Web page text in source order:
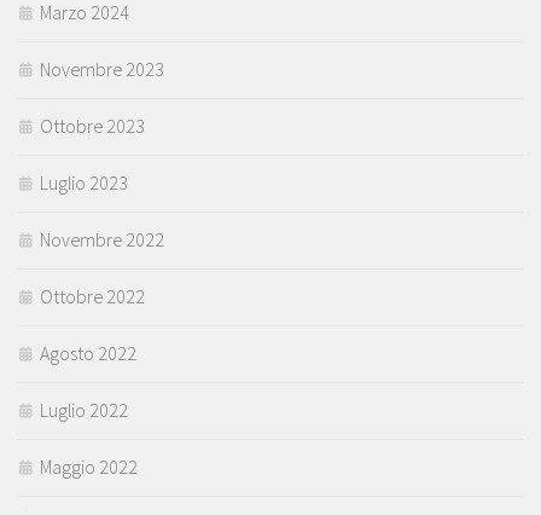
Marzo 2024
Novembre 2023
Ottobre 2023
Luglio 2023
Novembre 2022
Ottobre 2022
Agosto 2022
Luglio 2022
Maggio 2022